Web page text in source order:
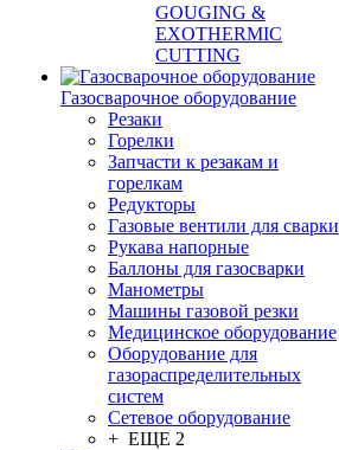
GOUGING &
EXOTHERMIC
CUTTING
Газосварочное оборудование
Резаки
Горелки
Запчасти к резакам и
горелкам
Редукторы
Газовые вентили для сварки
Рукава напорные
Баллоны для газосварки
Манометры
Машины газовой резки
Медицинское оборудование
Оборудование для
газораспределительных
систем
Сетевое оборудование
+ ЕЩЕ 2